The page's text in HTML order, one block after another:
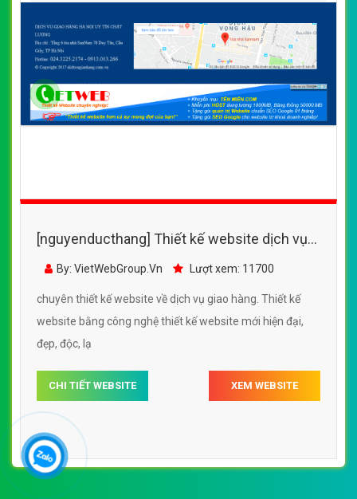
[nguyenducthang] Thiết kế website dịch vụ
giao hàng, dịch vụ giao hàng tại Hà Nội
By: VietWebGroup.Vn Lượt xem: 11700
chuyên thiết kế website về dịch vụ giao hàng. Thiết kế
website bằng công nghệ thiết kế website mới hiện đại,
đẹp, độc, lạ
CHI TIẾT WEBSITE XEM WEBSITE